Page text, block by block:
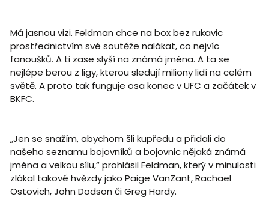
Má jasnou vizi. Feldman chce na box bez rukavic
prostřednictvím své soutěže nalákat, co nejvíc
fanoušků. A ti zase slyší na známá jména. A ta se
nejlépe berou z ligy, kterou sledují miliony lidí na celém
světě. A proto tak funguje osa konec v UFC a začátek v
BKFC.
„Jen se snažím, abychom šli kupředu a přidali do
našeho seznamu bojovníků a bojovnic nějaká známá
jména a velkou sílu,“ prohlásil Feldman, který v minulosti
zlákal takové hvězdy jako Paige VanZant, Rachael
Ostovich, John Dodson či Greg Hardy.